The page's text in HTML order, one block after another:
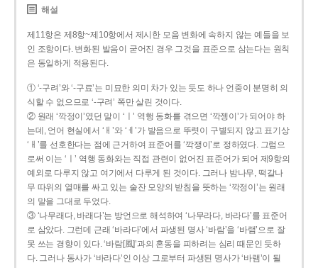
해설
제11항은 제8항~제10항에서 제시한 모음 변화에 속하지 않는 예들을 보
인 조항이다. 변화된 발음이 굳어진 경우 그것을 표준으로 삼는다는 원칙
은 동일하게 적용된다.
① ‘-구려’와 ‘-구료’는 미묘한 의미 차가 있는 듯도 하나 언중이 분명히 의
식할 수 없으므로 ‘-구려’ 쪽만 살린 것이다.
② 원래 ‘깍정이’였던 말이 ‘ㅣ’ 역행 동화를 겪으면 ‘깍젱이’가 되어야 하
는데, 언어 현실에서 ‘ㅐ’와 ‘ㅔ’가 발음으로 뚜렷이 구별되지 않고 표기상
‘ㅐ’를 선호한다는 점에 근거하여 표준어를 ‘깍쟁이’로 정하였다. 그럼으
로써 이는 ‘ㅣ’ 역행 동화와는 직접 관련이 없어진 표준어가 되어 제9항의
예외로 다루지 않고 여기에서 다루게 된 것이다. 그러나 밤나무, 떡갈나
무 따위의 열매를 싸고 있는 술잔 모양의 받침을 뜻하는 ‘깍정이’는 원래
의 말을 그대로 두었다.
③ ‘나무래다, 바래다’는 방언으로 해석하여 ‘나무라다, 바라다’를 표준어
로 삼았다. 그런데 근래 ‘바라다’에서 파생된 명사 ‘바람’을 ‘바램’으로 잘
못 쓰는 경향이 있다. ‘바람[風]’과의 혼동을 피하려는 심리 때문인 듯하
다. 그러나 동사가 ‘바라다’인 이상 그로부터 파생된 명사가 ‘바램’이 될